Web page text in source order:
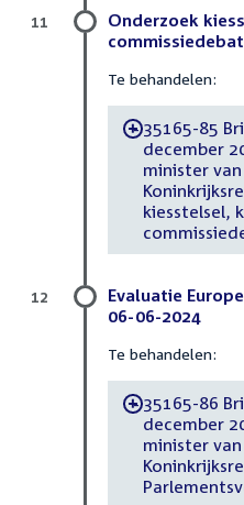
Onderzoek
Te behandelen:
-35165-85
december
minister
kiesstelsel,
11
Evaluatie
06-06-2024
Te behandelen:
-35165-86
december
minister
12